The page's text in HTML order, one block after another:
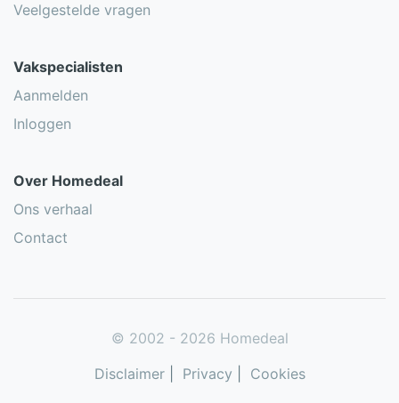
Veelgestelde vragen
Vakspecialisten
Aanmelden
Inloggen
Over Homedeal
Ons verhaal
Contact
© 2002 - 2026 Homedeal
Disclaimer| Privacy Cookies